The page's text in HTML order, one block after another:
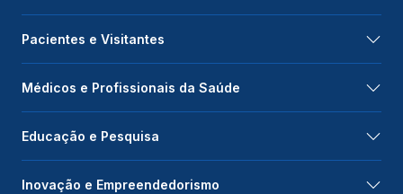
Pacientes e Visitantes
Médicos e Profissionais da Saúde
Educação e Pesquisa
Inovação e Empreendedorismo